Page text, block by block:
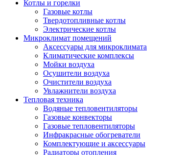
Котлы и горелки
Газовые котлы
Твердотопливные котлы
Электрические котлы
Микроклимат помещений
Аксессуары для микроклимата
Климатические комплексы
Мойки воздуха
Осушители воздуха
Очистители воздуха
Увлажнители воздуха
Тепловая техника
Водяные тепловентиляторы
Газовые конвекторы
Газовые тепловентиляторы
Инфракрасные обогреватели
Комплектующие и аксессуары
Радиаторы отопления